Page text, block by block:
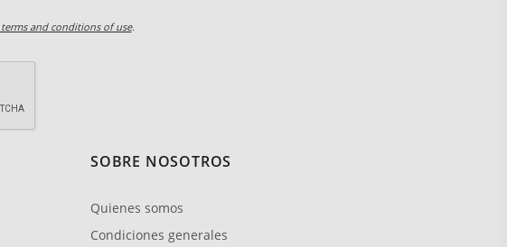
terms and conditions of use.
SOBRE NOSOTROS
Quienes somos
Condiciones generales